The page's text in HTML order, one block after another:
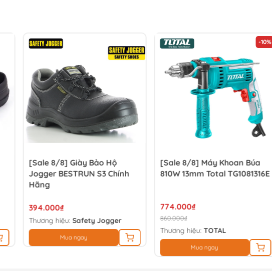
[Sale 8/8] Giày Bảo Hộ
Jogger BESTRUN S3 Chính
Hãng
394.000₫
Thương hiệu: Safety Jogger
Mua ngay
-10%
[Sale 8/8] Máy Khoan Búa
810W 13mm Total TG1081316E
774.000₫
860.000₫
Thương hiệu: TOTAL
Mua ngay